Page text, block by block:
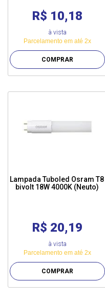
R$ 10,18
à vista
Parcelamento em até 2x
COMPRAR
Lampada Tuboled Osram T8
bivolt 18W 4000K (Neuto)
R$ 20,19
à vista
Parcelamento em até 2x
COMPRAR